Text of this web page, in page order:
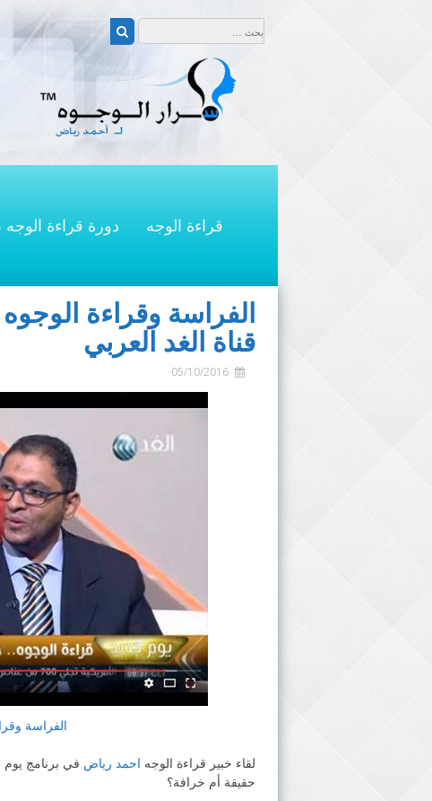
إلى
المحتوى
دورة قراءة
قراءة الوجه
الفراسة وقراءة
قناة الغد العربي
05/10/2016
الفراسة
لقاء خبير قراءة الوجه احمد رياض في برنامج يوم
حقيقة أم خرافة؟